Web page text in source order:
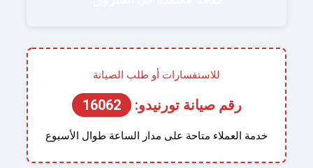
للاستفسارات أو طلب الصيانة
رقم صيانة تورنيدو: 16062
خدمة العملاء متاحة على مدار الساعة طوال الأسبوع